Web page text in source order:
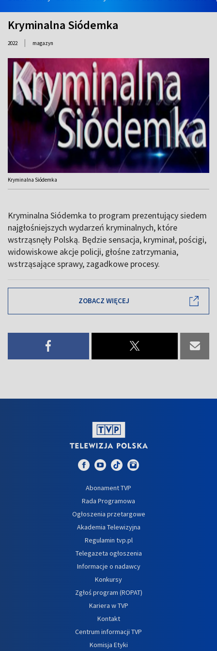
Kryminalna Siódemka
2022 | magazyn
Kryminalna Siódemka
Kryminalna Siódemka to program prezentujący siedem
najgłośniejszych wydarzeń kryminalnych, które
wstrząsnęły Polską. Będzie sensacja, kryminał, pościgi,
widowiskowe akcje policji, głośne zatrzymania,
wstrząsające sprawy, zagadkowe procesy.
ZOBACZ WIĘCEJ
Abonament TVP
Rada Programowa
Ogłoszenia przetargowe
Akademia Telewizyjna
Regulamin tvp.pl
Telegazeta ogłoszenia
Informacje o nadawcy
Konkursy
Zgłoś program (ROPAT)
Kariera w TVP
Kontakt
Centrum informacji TVP
Komisja Etyki